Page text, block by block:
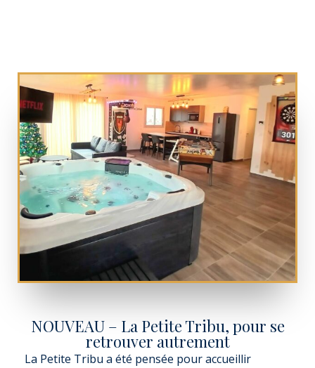
NOUVEAU – La Petite Tribu, pour se
retrouver autrement
La Petite Tribu a été pensée pour accueillir